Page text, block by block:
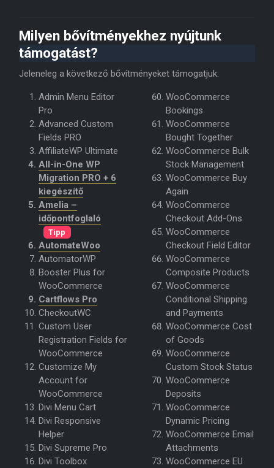
Milyen bővítményekhez nyújtunk
támogatást?
Jeleneleg a következő bővítményeket támogatjuk:
Admin Menu Editor
Pro
Advanced Custom
Fields PRO
AffiliateWP Ultimate
All-in-One WP
Migration PRO + 6
kiegészítő
Amelia –
időpontfoglaló
Tipp
AutomateWoo
AutomatorWP
Booster Plus for
WooCommerce
Cartflows Pro
CheckoutWC
Custom User
Registration Fields for
WooCommerce
Customize My
Account for
WooCommerce
Divi Menu Cart
Divi Responsive
Helper
Divi Supreme Pro
Divi Toolbox
WooCommerce
Bookings
WooCommerce
Bought Together
WooCommerce Bulk
Stock Management
WooCommerce Buy
Again
WooCommerce
Checkout Add-Ons
WooCommerce
Checkout Field Editor
WooCommerce
Composite Products
WooCommerce
Conditional Shipping
and Payments
WooCommerce Cost
of Goods
WooCommerce
Custom Stock Status
WooCommerce
Deposits
WooCommerce
Dynamic Pricing
WooCommerce Email
Attachments
WooCommerce EU